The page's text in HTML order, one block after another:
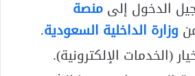
الدخول إلىمنصة
وزارة الداخلية السعودية.
(الخدمات الإلكترونية).